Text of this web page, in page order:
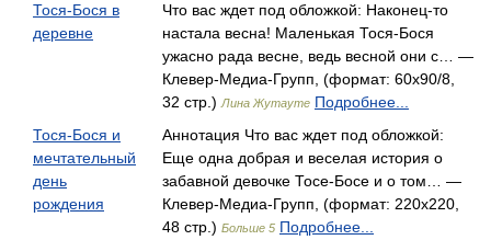
Тося-Бося в
деревне
Что вас ждет под обложкой: Наконец-то
настала весна! Маленькая Тося-Бося
ужасно рада весне, ведь весной они с… —
Клевер-Медиа-Групп, (формат: 60x90/8,
32 стр.) Лина Жутауте Подробнее...
Тося-Бося и
мечтательный
день
рождения
Аннотация Что вас ждет под обложкой:
Еще одна добрая и веселая история о
забавной девочке Тосе-Босе и о том… —
Клевер-Медиа-Групп, (формат: 220x220,
48 стр.) Больше 5 Подробнее...